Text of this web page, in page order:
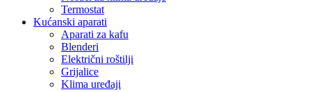
Termostat
Kućanski aparati
Aparati za kafu
Blenderi
Električni roštilji
Grijalice
Klima uređaji